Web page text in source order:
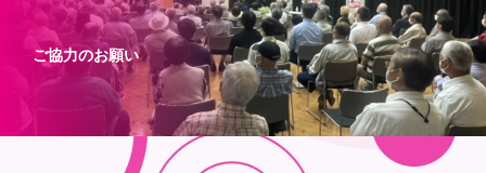
ご協力のお願い